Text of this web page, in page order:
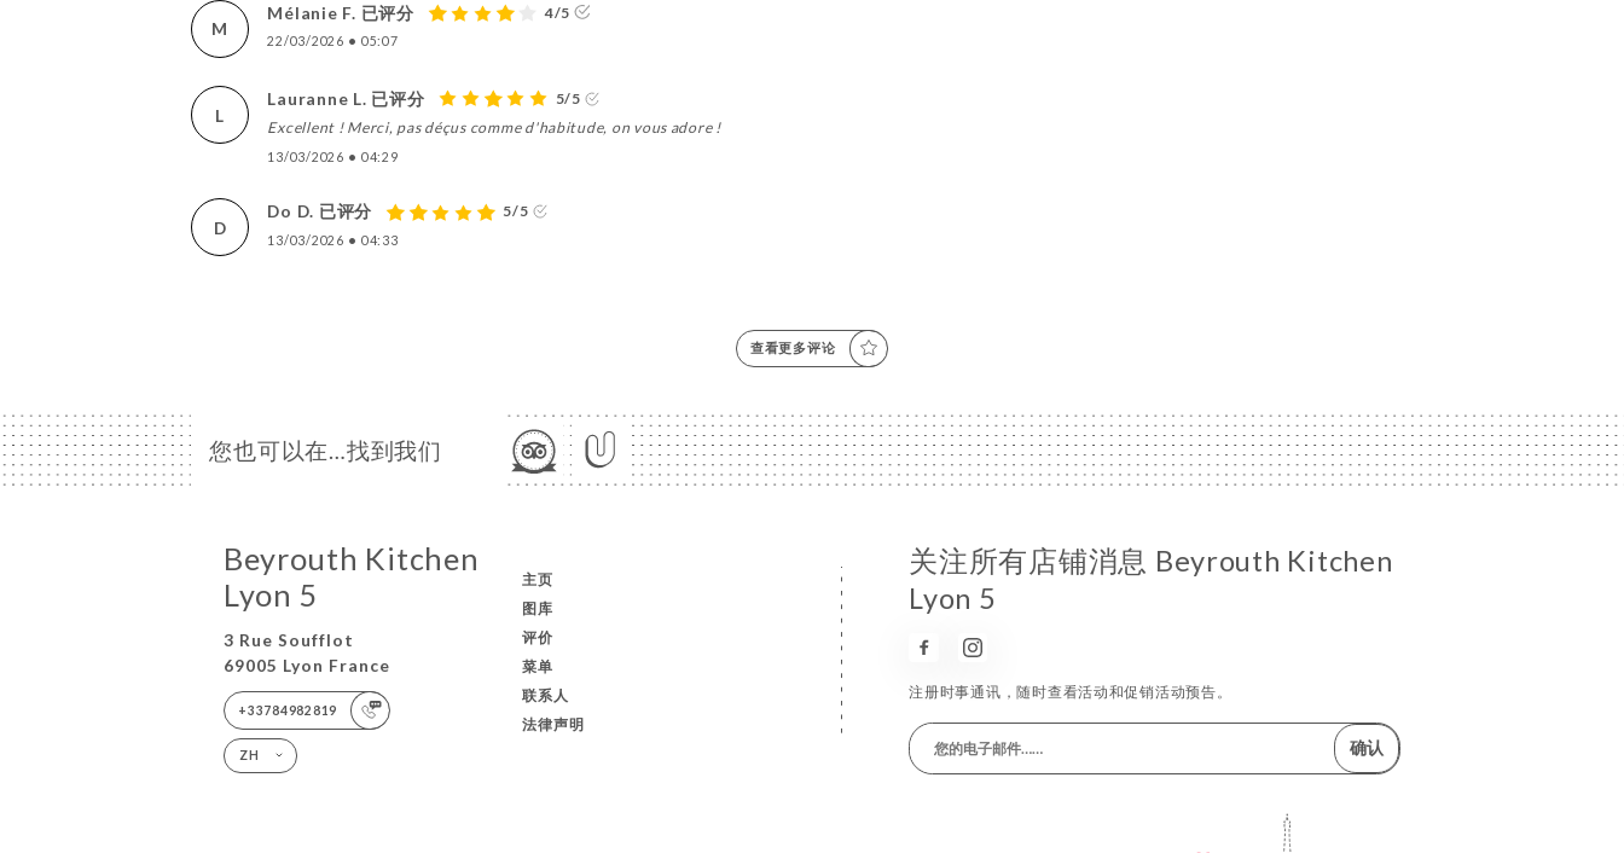
M
Mélanie F. 已评分 4/5
22/03/2026 • 05:07
L
Lauranne L. 已评分
5/5
Excellent ! Merci, pas déçus comme d'habitude, on vous adore !
13/03/2026 • 04:29
D
Do D. 已评分 5/5
13/03/2026 • 04:33
查看更多评论
您也可以在…找到我们
Beyrouth Kitchen
Lyon 5
3 Rue Soufflot
69005 Lyon France
+33784982819
ZH
主页
图库
评价
菜单
联系人
法律声明
关注所有店铺消息 Beyrouth Kitchen
Lyon 5
注册时事通讯，随时查看活动和促销活动预告。
确认